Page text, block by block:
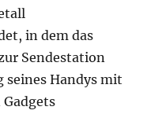
in dem das
Sendestation
seines Handys mit